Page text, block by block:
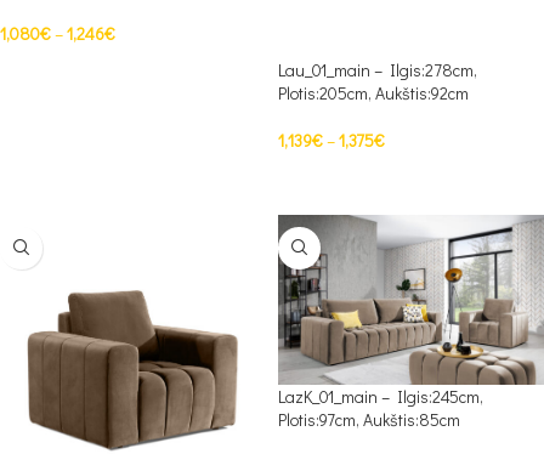
1,080€–1,246€
Lau_01_main – Ilgis:278cm,
Plotis:205cm, Aukštis:92cm
1,139€–1,375€
LazK_01_main – Ilgis:245cm,
Plotis:97cm, Aukštis:85cm